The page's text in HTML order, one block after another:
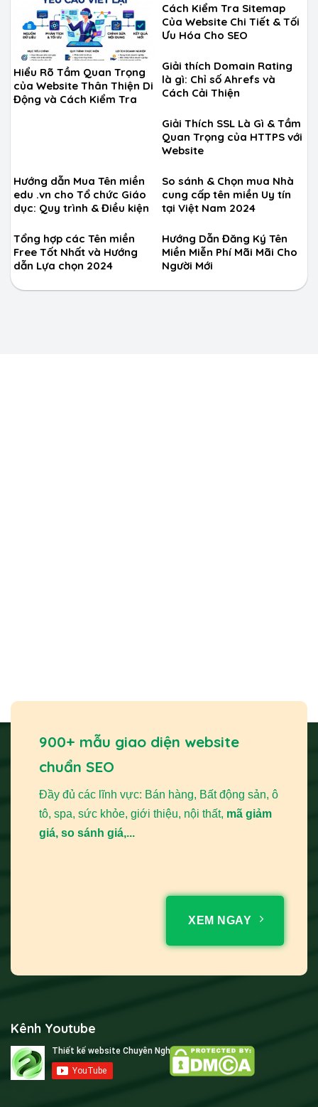
Hiểu Rõ Tầm Quan Trọng
của Website Thân Thiện Di
Động và Cách Kiểm Tra
Cách Kiểm Tra Sitemap
Của Website Chi Tiết & Tối
Ưu Hóa Cho SEO
Giải thích Domain Rating
là gì: Chỉ số Ahrefs và
Cách Cải Thiện
Giải Thích SSL Là Gì & Tầm
Quan Trọng của HTTPS với
Website
Hướng dẫn Mua Tên miền
edu .vn cho Tổ chức Giáo
dục: Quy trình & Điều kiện
So sánh & Chọn mua Nhà
cung cấp tên miền Uy tín
tại Việt Nam 2024
Tổng hợp các Tên miền
Free Tốt Nhất và Hướng
dẫn Lựa chọn 2024
Hướng Dẫn Đăng Ký Tên
Miền Miễn Phí Mãi Mãi Cho
Người Mới
900+ mẫu giao diện website
chuẩn SEO
Đầy đủ các lĩnh vực: Bán hàng, Bất động sản, ô
tô, spa, sức khỏe, giới thiệu, nội thất, mã giảm
giá, so sánh giá,...
XEM NGAY
Kênh Youtube